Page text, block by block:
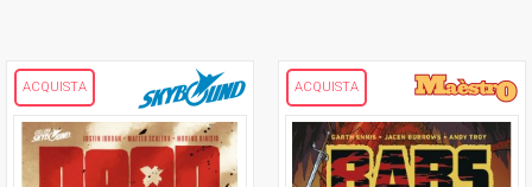
ACQUISTA ACQUISTA